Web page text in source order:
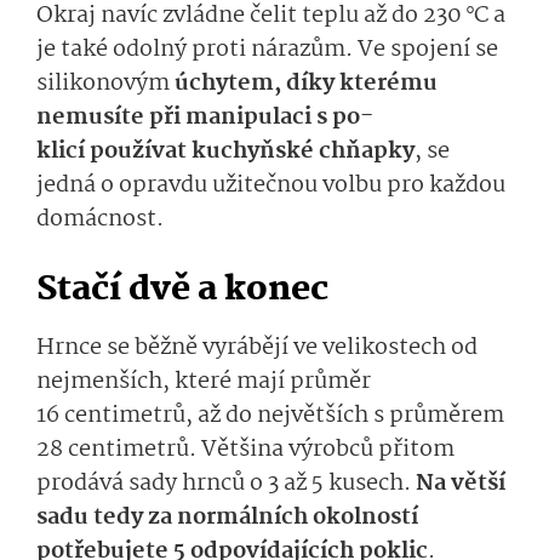
Okraj navíc zvládnečelit te­plu až do 230 °Ca
jetakéodolný proti nárazům. Ve spojení se
silikonovýmúchytem, díky kterému
nemusíte přima­nipulacis po­
klicípoužívatkuchyň­skéchňapky, se
jedná o opravdu užitečnouvolbu pro každou
domácnost.
Stačí dvě a konec
Hrncese běžněvyrábějí ve velikostech od
nejmenších, které mají průměr
16 centimetrů, až do největších s průměrem
28 centimetrů. Většina výrobců přitom
prodává sady hrnců o 3 až 5 kusech. Na větší
sadu tedy za normálních okolností
potřebujete 5 odpovídajících poklic.